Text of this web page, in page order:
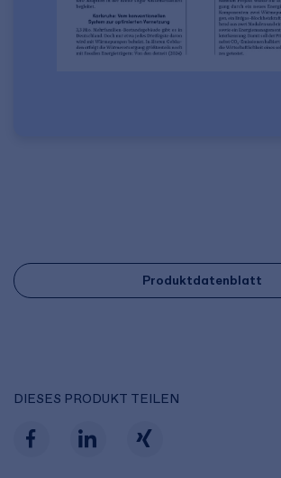
Produktdatenblatt
DIESES PRODUKT TEILEN